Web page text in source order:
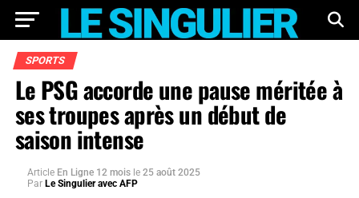
SPORTS
Le PSG accorde une pause méritée à
ses troupes après un début de
saison intense
Article En Ligne 12 mois le 25 août 2025
Par Le Singulier avec AFP